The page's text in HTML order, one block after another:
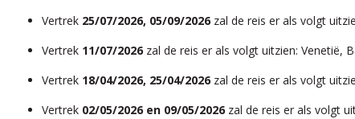
Vertrek 25/07/2026, 05/09/2026 zal de reis er als volgt
Vertrek 11/07/2026 zal de reis er als volgt uitzien: Venetië,
Vertrek 18/04/2026, 25/04/2026 zal de reis er als volgt
Vertrek 02/05/2026 en 09/05/2026 zal de reis er als volgt